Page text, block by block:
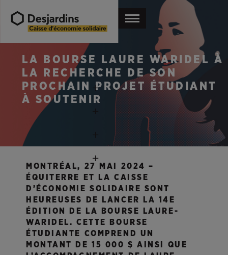
LA BOURSE LAURE WARIDEL À
LA RECHERCHE DE SON
PROCHAIN PROJET ÉTUDIANT
À SOUTENIR
MONTRÉAL, 27 MAI 2024 –
ÉQUITERRE ET LA CAISSE
D’ÉCONOMIE SOLIDAIRE SONT
HEUREUSES DE LANCER LA 14E
ÉDITION DE LA BOURSE LAURE-
WARIDEL. CETTE BOURSE
ÉTUDIANTE COMPREND UN
MONTANT DE 15 000 $ AINSI QUE